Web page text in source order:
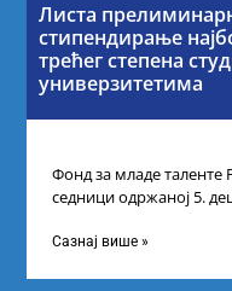
Листа
стипендирање
трећег степена
универзитетима
Фонд за младе таленте
седници одржаној 5.
Сазнај више »